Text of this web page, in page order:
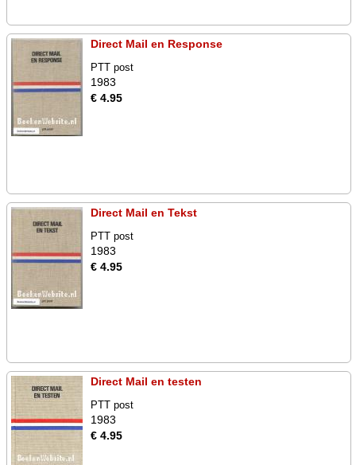
Direct Mail en Response
PTT post
1983
€ 4.95
Direct Mail en Tekst
PTT post
1983
€ 4.95
Direct Mail en testen
PTT post
1983
€ 4.95